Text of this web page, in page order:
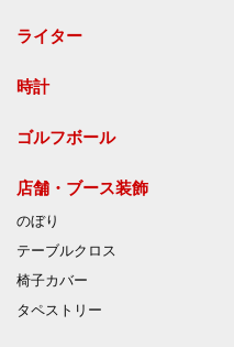
ライター
時計
ゴルフボール
店舗・ブース装飾
のぼり
テーブルクロス
椅子カバー
タペストリー